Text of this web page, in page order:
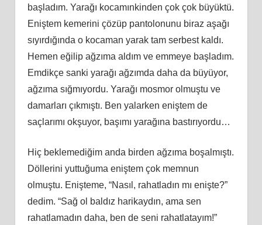
başladım. Yarağı kocamınkinden çok çok büyüktü.
Eniştem kemerini çözüp pantolonunu biraz aşağı
sıyırdığında o kocaman yarak tam serbest kaldı.
Hemen eğilip ağzıma aldım ve emmeye başladım.
Emdikçe sanki yarağı ağzımda daha da büyüyor,
ağzıma sığmıyordu. Yarağı mosmor olmuştu ve
damarları çıkmıştı. Ben yalarken eniştem de
saçlarımı okşuyor, başımı yarağına bastırıyordu…
Hiç beklemediğim anda birden ağzıma boşalmıştı.
Döllerini yuttuğuma eniştem çok memnun
olmuştu. Enişteme, “Nasıl, rahatladın mı enişte?”
dedim. “Sağ ol baldız harikaydın, ama sen
rahatlamadın daha, ben de seni rahatlatayım!”